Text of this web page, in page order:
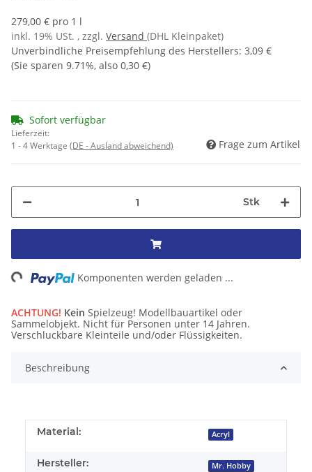
279,00 € pro 1 l
inkl. 19% USt. , zzgl. Versand (DHL Kleinpaket)
Unverbindliche Preisempfehlung des Herstellers: 3,09 €
(Sie sparen 9.71%, also 0,30 €)
Sofort verfügbar
Lieferzeit:
1 - 4 Werktage (DE - Ausland abweichend) Frage zum Artikel
Stk
Komponenten werden geladen ...
ACHTUNG! Kein Spielzeug! Modellbauartikel oder
Sammelobjekt. Nicht für Personen unter 14 Jahren.
Verschluckbare Kleinteile und/oder Flüssigkeiten.
Beschreibung
Material: Acryl
Hersteller: Mr. Hobby